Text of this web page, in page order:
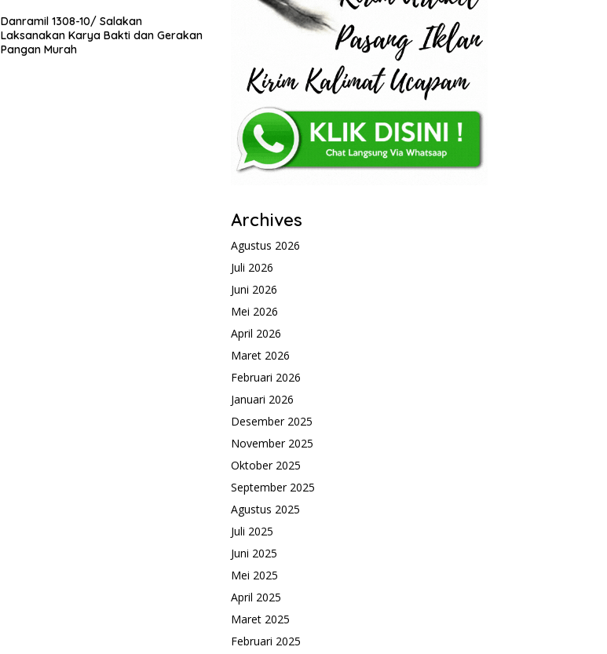
Danramil 1308-10/ Salakan
Laksanakan Karya Bakti dan Gerakan
Pangan Murah
Archives
Agustus 2026
Juli 2026
Juni 2026
Mei 2026
April 2026
Maret 2026
Februari 2026
Januari 2026
Desember 2025
November 2025
Oktober 2025
September 2025
Agustus 2025
Juli 2025
Juni 2025
Mei 2025
April 2025
Maret 2025
Februari 2025